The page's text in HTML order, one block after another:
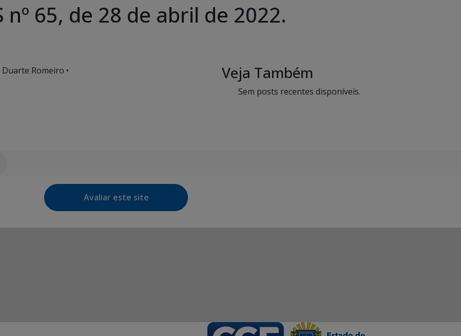
nº 65, de 28 de abril de 2022.
Romeiro •
Veja Também
Sem posts recentes disponíveis.
Avaliar este site